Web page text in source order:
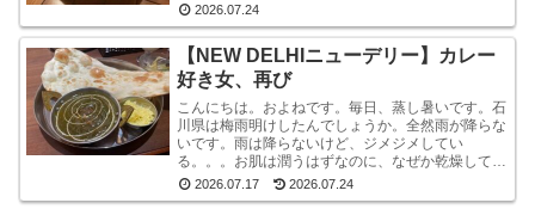
ているかと言われれば、何もしていません。いや、
ストレッチ...
2026.07.24
【NEW DELHIニューデリー】カレー
好き女、再び
こんにちは。およねです。毎日、蒸し暑いです。石
川県は梅雨明けしたんでしょうか。全然雨が降らな
いです。雨は降らないけど、ジメジメしてい
る。。。お肌は潤うはずなのに、なぜか乾燥してい
ます。しかも、おでこと片方のこめかみだけ。年
齢？ストレス？？結...
2026.07.17 2026.07.24